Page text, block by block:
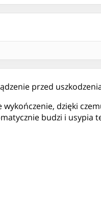
przed
dzięki
budzi i usypia